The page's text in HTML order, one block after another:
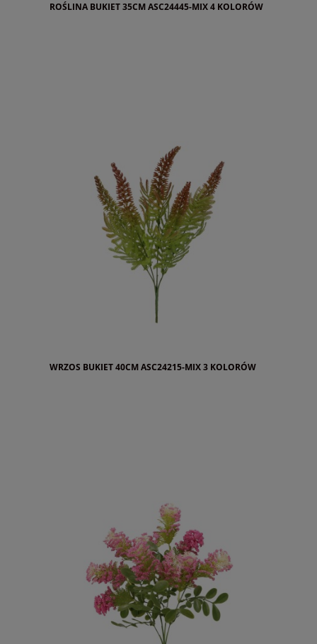
ROŚLINA BUKIET 35CM ASC24445-MIX 4 KOLORÓW
WRZOS BUKIET 40CM ASC24215-MIX 3 KOLORÓW